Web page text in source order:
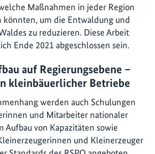
Maßnahmen in jeder Region
um die Entwaldung und
zu reduzieren. Diese Arbeit
Ende 2021 abgeschlossen sein.
auf Regierungsebene –
kleinbäuerlicher Betriebe
werden auch Schulungen
und Mitarbeiter nationaler
Aufbau von Kapazitäten sowie
und Kleinerzeuger